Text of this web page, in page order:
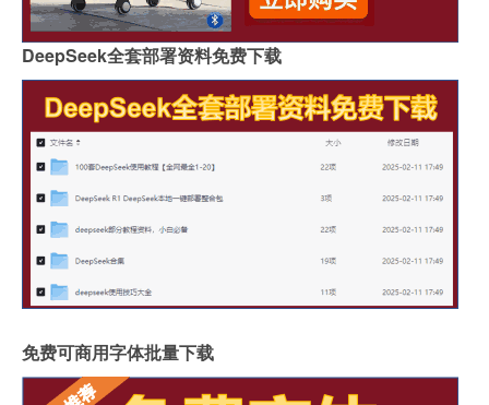
DeepSeek全套部署资料免费下载
免费可商用字体批量下载